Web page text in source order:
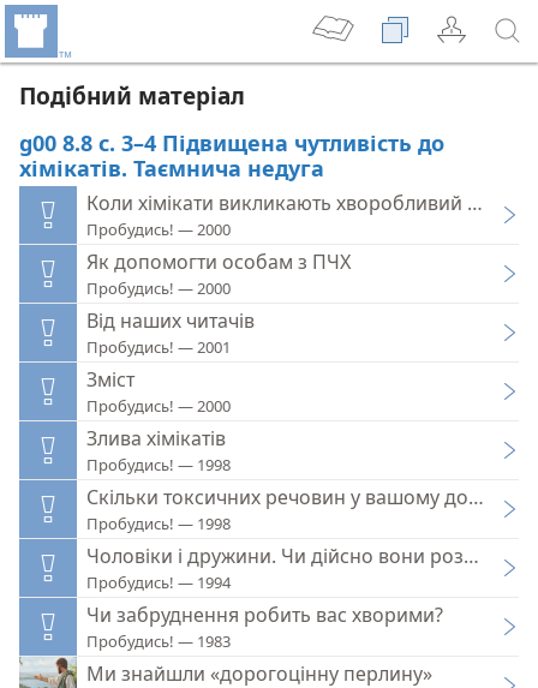
Подібний матеріал
g00 8.8 с. 3–4 Підвищена чутливість до
хімікатів. Таємнича недуга
Коли хімікати викликають хворобливий стан
Пробудись! — 2000
Як допомогти особам з ПЧХ
Пробудись! — 2000
Від наших читачів
Пробудись! — 2001
Зміст
Пробудись! — 2000
Злива хімікатів
Пробудись! — 1998
Скільки токсичних речовин у вашому домі?
Пробудись! — 1998
Чоловіки і дружини. Чи дійсно вони
Пробудись! — 1994
Чи забруднення робить вас хворими?
Пробудись! — 1983
Ми знайшли «дорогоцінну перлину»